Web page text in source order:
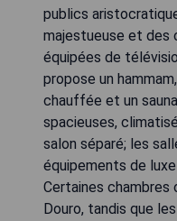
publics
majestueuse et des
équipées de
propose un
chauffée et un
spacieuses,
salon séparé; les
équipements de
Certaines
Douro, tandis que